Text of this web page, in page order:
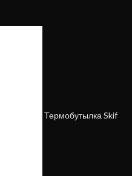
Термобутылка Skif